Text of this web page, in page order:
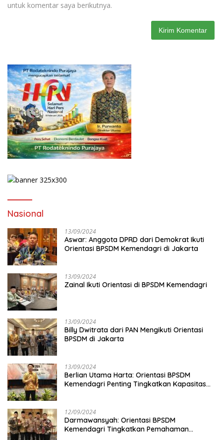
untuk komentar saya berikutnya.
Nasional
13/09/2024
Aswar: Anggota DPRD dari Demokrat Ikuti
Orientasi BPSDM Kemendagri di Jakarta
13/09/2024
Zainal Ikuti Orientasi di BPSDM Kemendagri
13/09/2024
Billy Dwitrata dari PAN Mengikuti Orientasi
BPSDM di Jakarta
13/09/2024
Berlian Utama Harta: Orientasi BPSDM
Kemendagri Penting Tingkatkan Kapasitas
12/09/2024
Darmawansyah: Orientasi BPSDM
Kemendagri Tingkatkan Pemahaman